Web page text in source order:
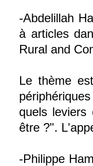
-Abdelillah
à articles
Rural and
Le thème
quels leviers
être ?".
-Philippe